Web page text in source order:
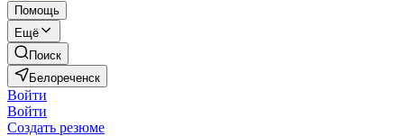
Помощь
Ещё
Поиск
Белореченск
Войти
Войти
Создать резюме